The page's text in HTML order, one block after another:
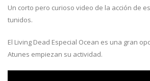
Un corto pero curioso video de la acción de
tunidos.
El Living Dead Especial Ocean es una gran
Atunes empiezan su actividad.